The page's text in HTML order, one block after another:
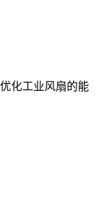
化工业风扇的能